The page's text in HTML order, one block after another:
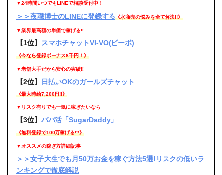
▼24時間いつでもLINEで相談受付中！
＞＞夜職博士のLINEに登録する《水商売の悩みを全て解決!!》
▼業界最高額の単価で稼げる‼
【1位】 スマホチャットVI-VO(ビーボ)
《今なら登録ボーナス8千円！》
▼老舗大手だから安心の実績‼
【2位】 日払いOKのガールズチャット
《最大時給7,200円!!》
▼リスク有りでも一気に稼ぎたいなら
【3位】 パパ活「SugarDaddy」
《無料登録で100万稼げる!?》
▼オススメの稼ぎ方詳細記事
＞＞女子大生でも月50万お金を稼ぐ方法5選!リスクの低いラ
ンキングで徹底解説